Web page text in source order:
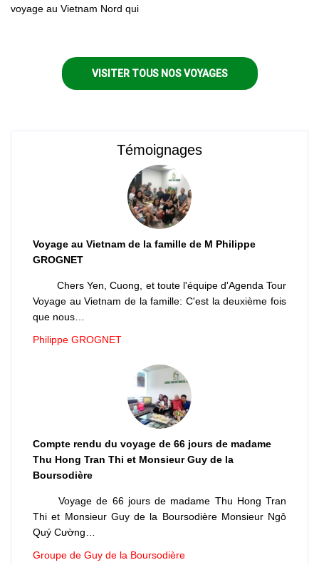
voyage au Vietnam Nord qui
VISITER TOUS NOS VOYAGES
Témoignages
Voyage au Vietnam de la famille de M Philippe
GROGNET
Chers Yen, Cuong, et toute l'équipe d'Agenda Tour
Voyage au Vietnam de la famille: C'est la deuxième fois
que nous…
Philippe GROGNET
Compte rendu du voyage de 66 jours de madame
Thu Hong Tran Thi et Monsieur Guy de la
Boursodière
Voyage de 66 jours de madame Thu Hong Tran
Thi et Monsieur Guy de la Boursodière Monsieur Ngô
Quý Cường…
Groupe de Guy de la Boursodière